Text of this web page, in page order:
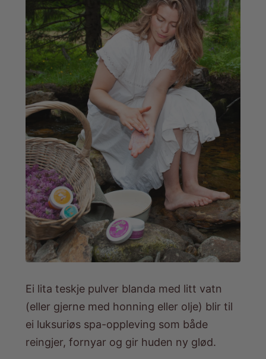
Ei lita teskje pulver blanda med litt vatn
(eller gjerne med honning eller olje) blir til
ei luksuriøs spa-oppleving som både
reingjer, fornyar og gir huden ny glød.